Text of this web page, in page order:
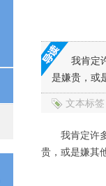
我肯定
是嫌贵，或
文本标
我肯定许多
贵，或是嫌其